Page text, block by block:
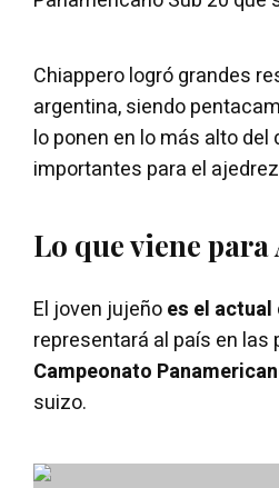
Chiappero logró grandes
argentina, siendo
lo ponen en lo más alto
importantes para el
Lo que viene
El joven jujeñoes el actual
representará al país en
Campeonato
suizo.